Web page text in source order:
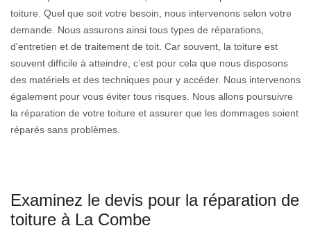
toiture. Quel que soit votre besoin, nous intervenons selon votre
demande. Nous assurons ainsi tous types de réparations,
d'entretien et de traitement de toit. Car souvent, la toiture est
souvent difficile à atteindre, c’est pour cela que nous disposons
des matériels et des techniques pour y accéder. Nous intervenons
également pour vous éviter tous risques. Nous allons poursuivre
la réparation de votre toiture et assurer que les dommages soient
réparés sans problèmes.
Examinez le devis pour la réparation de
toiture à La Combe